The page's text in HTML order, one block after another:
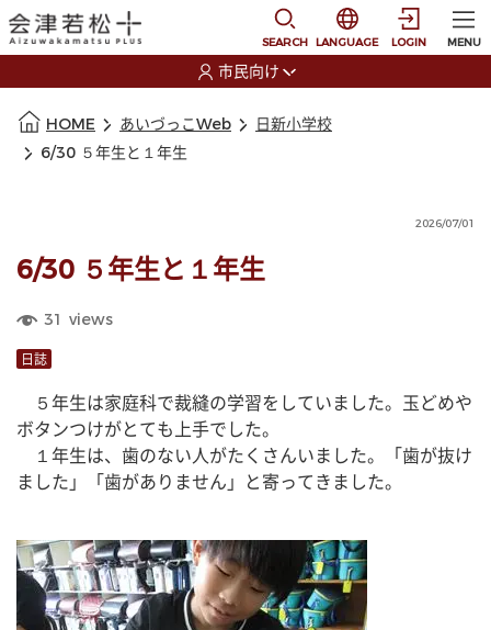
SEARCH
選択すると言語の切
LANGUAGE LOGIN MENU
市民向け
HOME あいづっこWeb
日新小学校
6/30 ５年生と１年生
2026/07/01
6/30 ５年生と１年生
31 views
日誌
５年生は家庭科で裁縫の学習をしていました。玉どめや
ボタンつけがとても上手でした。
１年生は、歯のない人がたくさんいました。「歯が抜け
ました」「歯がありません」と寄ってきました。